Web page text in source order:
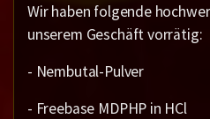
Wir haben folgende
unserem Geschäft vorrätig:
- Nembutal-Pulver
- Freebase MDPHP in HCl